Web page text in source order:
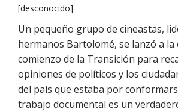
[desconocido]
Un pequeño grupo de cineastas,
hermanos Bartolomé, se lanzó a la
comienzo de la Transición para
opiniones de políticos y los
del país que estaba por
trabajo documental es un